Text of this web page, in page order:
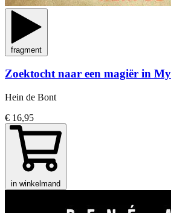
fragment
Zoektocht naar een magiër in
Hein de Bont
€ 16,95
in winkelmand